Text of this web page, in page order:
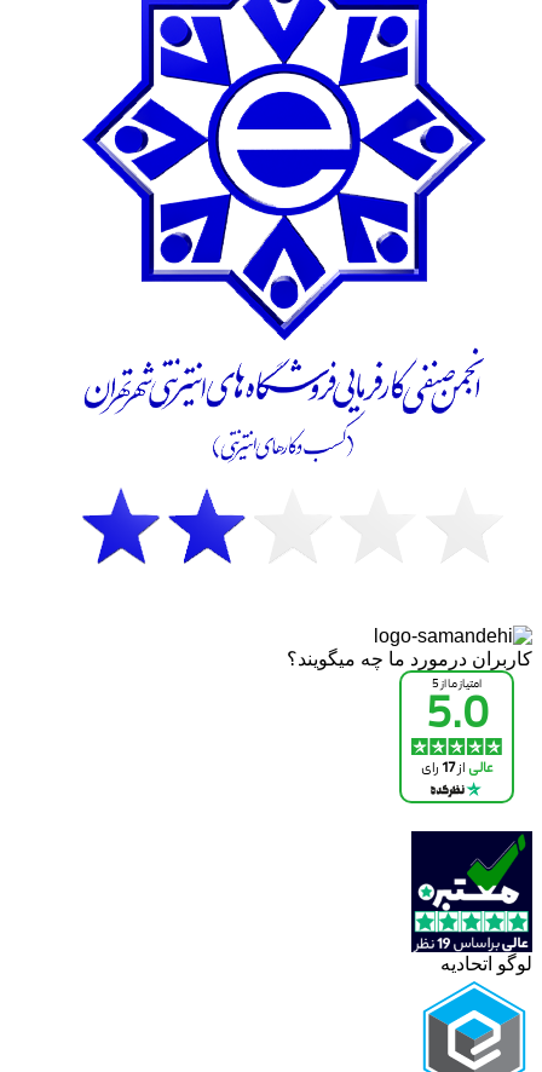
کاربران درمورد ما چه میگویند؟
لوگو اتحادیه